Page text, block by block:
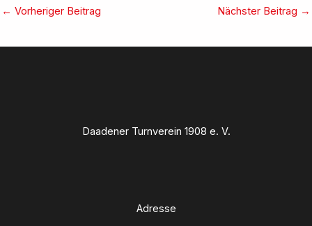
← Vorheriger Beitrag Nächster Beitrag →
Daadener Turnverein 1908 e. V.
Adresse